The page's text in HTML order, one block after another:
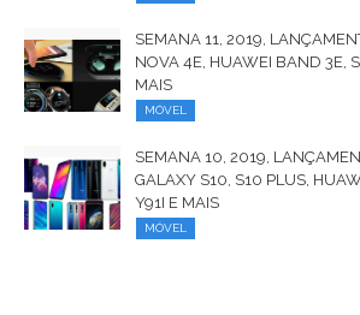
SEMANA 11, 2019,
NOVA 4E, HUAWEI BAND 3E,
MAIS
MÓVEL
SEMANA 10, 2019,
GALAXY S10, S10 PLUS,
Y91I E MAIS
MÓVEL